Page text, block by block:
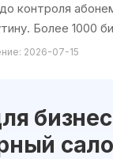
контроля
Более 1000
2026-07-15